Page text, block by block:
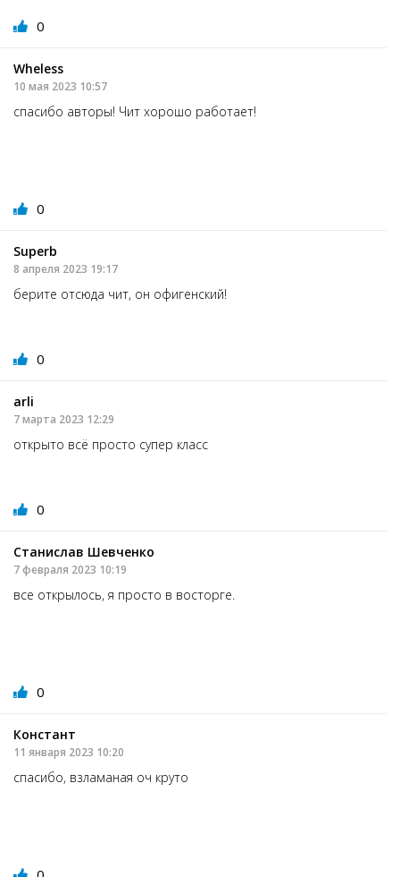
0
Wheless
10 мая 2023 10:57
спасибо авторы! Чит хорошо работает!
0
Superb
8 апреля 2023 19:17
берите отсюда чит, он офигенский!
0
arli
7 марта 2023 12:29
открыто всё просто супер класс
0
Станислав Шевченко
7 февраля 2023 10:19
все открылось, я просто в восторге.
0
Констант
11 января 2023 10:20
спасибо, взламаная оч круто